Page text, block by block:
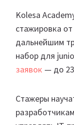
Kolesa
стажировка
дальнейшим
набор для
заявок — до
Стажеры